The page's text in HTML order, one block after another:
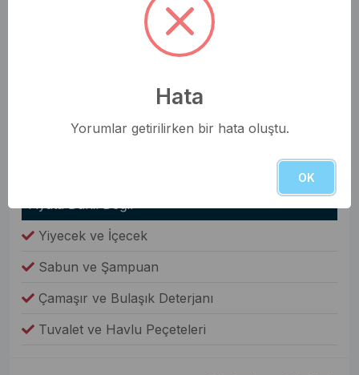
Fiyata Dahil Değil
Yiyecek ve İçecek
Sabun ve Şampuan
Çamaşır ve Bulaşık Deterjanı
Tuvalet ve Havlu Peçeteleri
Hata
Yorumlar getirilirken bir hata oluştu.
OK